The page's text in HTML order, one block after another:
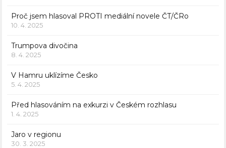
Proč jsem hlasoval PROTI mediální novele ČT/ČRo
10. 4. 2025
Trumpova divočina
8. 4. 2025
V Hamru uklízíme Česko
5. 4. 2025
Před hlasováním na exkurzi v Českém rozhlasu
1. 4. 2025
Jaro v regionu
30. 3. 2025